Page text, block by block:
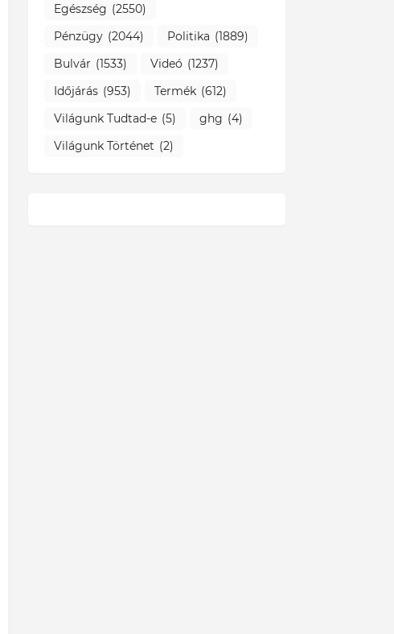
Egészség (2550)
Pénzügy (2044) Politika (1889)
Bulvár (1533) Videó (1237)
Időjárás (953) Termék (612)
Világunk Tudtad-e (5) ghg (4)
Világunk Történet (2)